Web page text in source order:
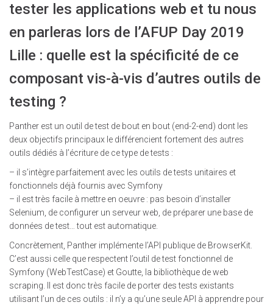
tester les applications web et tu nous
en parleras lors de l’AFUP Day 2019
Lille : quelle est la spécificité de ce
composant vis-à-vis d’autres outils de
testing ?
Panther est un outil de test de bout en bout (end-2-end) dont les
deux objectifs principaux le différencient fortement des autres
outils dédiés à l’écriture de ce type de tests :
– il s’intègre parfaitement avec les outils de tests unitaires et
fonctionnels déjà fournis avec Symfony
– il est très facile à mettre en oeuvre : pas besoin d’installer
Selenium, de configurer un serveur web, de préparer une base de
données de test… tout est automatique.
Concrètement, Panther implémente l’API publique de BrowserKit.
C’est aussi celle que respectent l’outil de test fonctionnel de
Symfony (WebTestCase) et Goutte, la bibliothèque de web
scraping. Il est donc très facile de porter des tests existants
utilisant l’un de ces outils : il n’y a qu’une seule API à apprendre pour